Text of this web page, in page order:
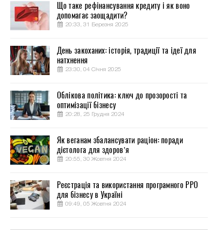
Що таке рефінансування кредиту і як воно
допомагає заощадити?
20:33, 31 Березня 2025
День закоханих: історія, традиції та ідеї для
натхнення
23:30, 04 Січня 2025
Облікова політика: ключ до прозорості та
оптимізації бізнесу
20:28, 25 Грудня 2024
Як веганам збалансувати раціон: поради
дієтолога для здоров’я
20:55, 30 Жовтня 2024
Реєстрація та використання програмного РРО
для бізнесу в Україні
09:49, 05 Жовтня 2024